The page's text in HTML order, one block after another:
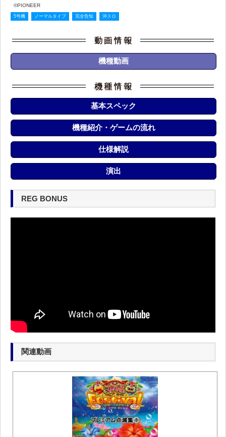
©PIONEER
5号機 ノーマルタイプ 完全告知 沖スロ
機種動画
基本スペック
機種紹介・ゲームの流れ
仕様解説
演出
REG BONUS
関連動画